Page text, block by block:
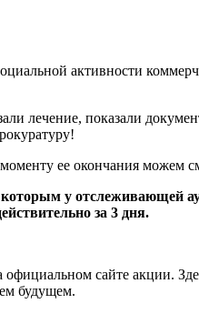
активности
лечение, показали
ее окончания можем
у отслеживающей
за 3 дня.
сайте акции.
будущем.